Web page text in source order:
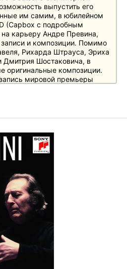
выпустить его
им самим, в юбилейном
(Capbox с подробным
карьеру Андре Превина,
и композиции. Помимо
Рихарда Штрауса, Эриха
Дмитрия Шостаковича, в
оригинальные композиции.
мировой премьеры
(Роман Патколо) и его
солистом Владимиром
и "Три песни